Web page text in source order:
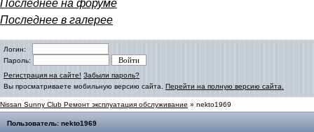
Последнее на форуме
Последнее в галерее
Логин:
Пароль:
Регистрация на сайте! Забыли пароль?
Вы просматриваете мобильную версию сайта. Перейти на полную версию сайта.
Nissan Sunny Club Ремонт эксплуатация обслуживание » nekto1969
Пользователь: nekto1969